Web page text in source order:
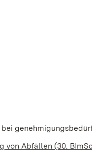
neuen Fenster
von Abfällen (30.